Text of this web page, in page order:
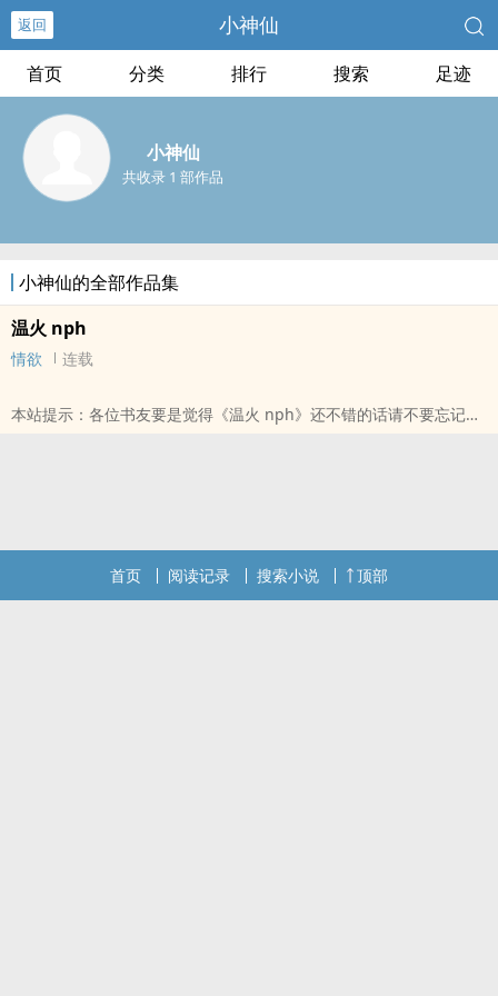
返回 小神仙
首页 分类 排行 搜索 足迹
小神仙
共收录 1 部作品
小神仙的全部作品集
温火 nph
情欲 连载
本站提示：各位书友要是觉得《温火 nph》还不错的话请不要忘记向
首页 阅读记录 搜索小说 顶部